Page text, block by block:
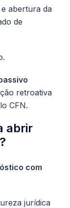
abertura da
de
retroativa
CFN.
abrir
com
jurídica